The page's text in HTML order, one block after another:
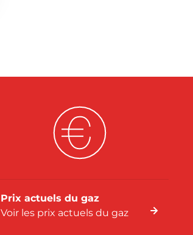
Prix actuels du gaz
Voir les prix actuels du gaz